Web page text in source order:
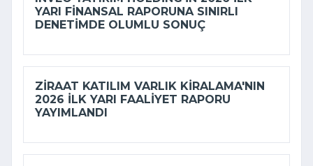
YARI FINANSAL RAPORUNA SINIRLI
DENETIMDE OLUMLU SONUÇ
ZIRAAT KATILIM VARLIK KIRALAMA'NIN
2026 ILK YARI FAALIYET RAPORU
YAYIMLANDI